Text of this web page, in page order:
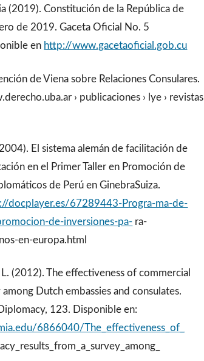
(2019). Constitución de la República de
de 2019. Gaceta Oficial No. 5
en http://www.gacetaoficial.gob.cu
de Viena sobre Relaciones Consulares.
› publicaciones › lye › revistas
El sistema alemán de facilitación de
en el Primer Taller en Promoción de
de Perú en GinebraSuiza.
docplayer.es/67289443-Progra-ma-de-
de-inversiones-pa- ra-
en-europa.html
(2012). The effectiveness of commercial
Dutch embassies and consulates.
123. Disponible en:
6866040/The_effectiveness_of_